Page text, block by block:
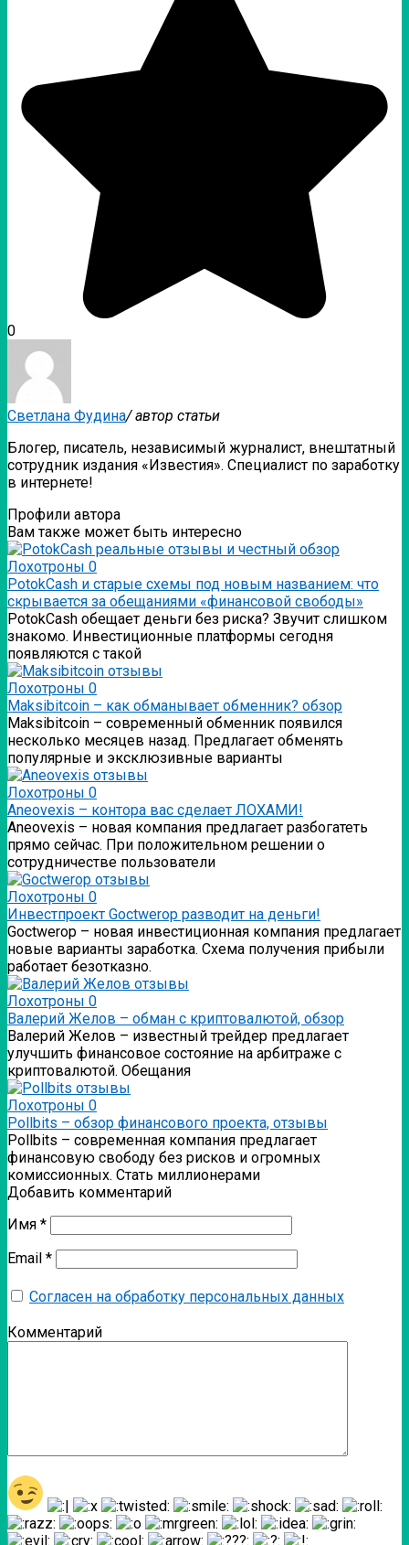
0
Светлана Фудина/ автор статьи
Блогер, писатель, независимый журналист, внештатный
сотрудник издания «Известия». Специалист по заработку
в интернете!
Профили автора
Вам также может быть интересно
Лохотроны 0
PotokCash и старые схемы под новым названием: что
скрывается за обещаниями «финансовой свободы»
PotokCash обещает деньги без риска? Звучит слишком
знакомо. Инвестиционные платформы сегодня
появляются с такой
Лохотроны 0
Мaksibitcoin – как обманывает обменник? обзор
Мaksibitcoin – современный обменник появился
несколько месяцев назад. Предлагает обменять
популярные и эксклюзивные варианты
Лохотроны 0
Аneovexis – контора вас сделает ЛОХАМИ!
Аneovexis – новая компания предлагает разбогатеть
прямо сейчас. При положительном решении о
сотрудничестве пользователи
Лохотроны 0
Инвестпроект Goctwerop разводит на деньги!
Goctwerop – новая инвестиционная компания предлагает
новые варианты заработка. Схема получения прибыли
работает безотказно.
Лохотроны 0
Валерий Желов – обман с криптовалютой, обзор
Валерий Желов – известный трейдер предлагает
улучшить финансовое состояние на арбитраже с
криптовалютой. Обещания
Лохотроны 0
Pollbits – обзор финансового проекта, отзывы
Pollbits – современная компания предлагает
финансовую свободу без рисков и огромных
комиссионных. Стать миллионерами
Добавить комментарий
Имя *
Email *
Согласен на обработку персональных данных
Комментарий